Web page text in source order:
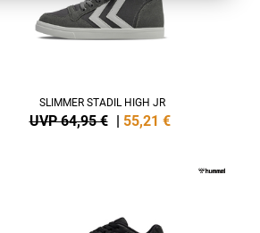
SLIMMER STADIL HIGH JR
UVP 64,95 € | 55,21 €